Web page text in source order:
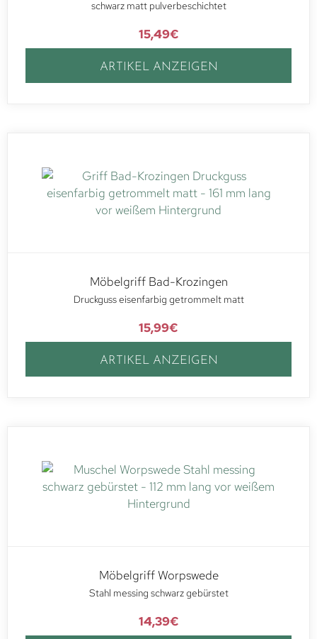
schwarz matt pulverbeschichtet
15,49€
ARTIKEL ANZEIGEN
Möbelgriff Bad-Krozingen
Druckguss eisenfarbig getrommelt matt
15,99€
ARTIKEL ANZEIGEN
Möbelgriff Worpswede
Stahl messing schwarz gebürstet
14,39€